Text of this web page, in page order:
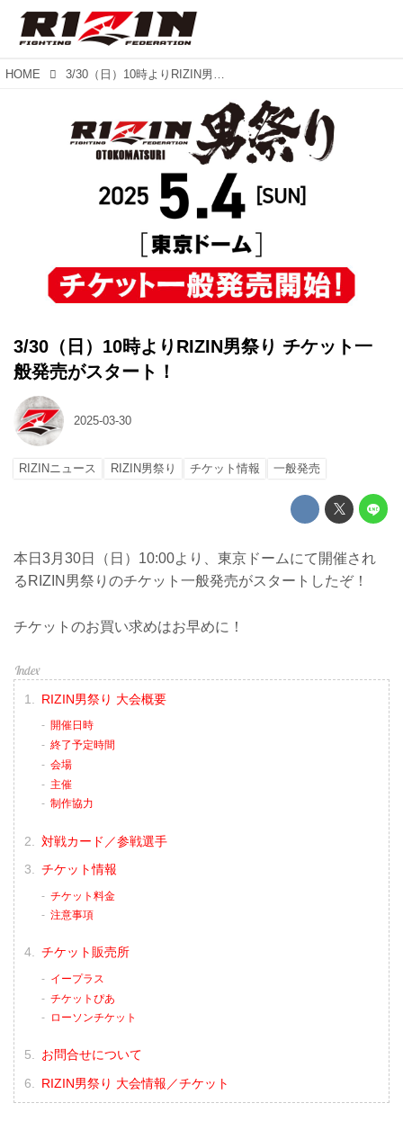
HOME 3/30（日）10時よりRIZIN男祭り チケット一般発売がスタート！
3/30（日）10時よりRIZIN男祭り チケット一
般発売がスタート！
2025-03-30
RIZINニュース RIZIN男祭り チケット情報 一般発売
本日3月30日（日）10:00より、東京ドームにて開催され
るRIZIN男祭りのチケット一般発売がスタートしたぞ！
チケットのお買い求めはお早めに！
RIZIN男祭り 大会概要
開催日時
終了予定時間
会場
主催
制作協力
対戦カード／参戦選手
チケット情報
チケット料金
注意事項
チケット販売所
イープラス
チケットぴあ
ローソンチケット
お問合せについて
RIZIN男祭り 大会情報／チケット